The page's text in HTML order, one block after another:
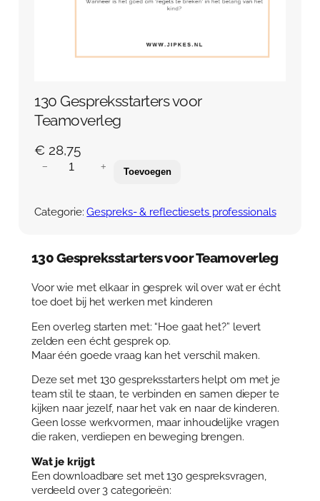
Aanbod
Mijn account
Agenda
130 Gespreksstarters voor
Teamoverleg
€ 28,75
G
r
k
s
s
t
a
t
e
r
s
v
o
r
T
− + Toevoegen
Categorie:Gespreks- & reflectiesets professionals
130 Gespreksstarters voor Teamoverleg
Voor wie met elkaar in gesprek wil over wat er écht
toe doet bij het werken met kinderen
Een overleg starten met: “Hoe gaat het?” levert
zelden een écht gesprek op.
Maar één goede vraag kan het verschil maken.
Deze set met 130 gespreksstarters helpt om met je
team stil te staan, te verbinden en samen dieper te
kijken naar jezelf, naar het vak en naar de kinderen.
Geen losse werkvormen, maar inhoudelijke vragen
die raken, verdiepen en beweging brengen.
Wat je krijgt
Een downloadbare set met 130 gespreksvragen,
verdeeld over 3 categorieën: